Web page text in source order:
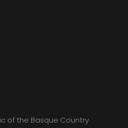
of the Basque Country